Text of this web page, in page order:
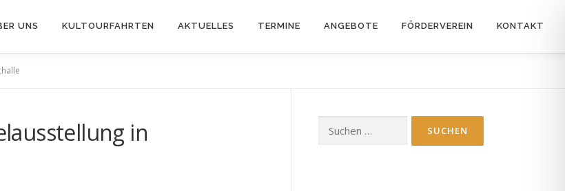
UNS KULTOURFAHRTEN AKTUELLES TERMINE ANGEBOTE FÖRDERVEREIN KONTAKT
in
nach: